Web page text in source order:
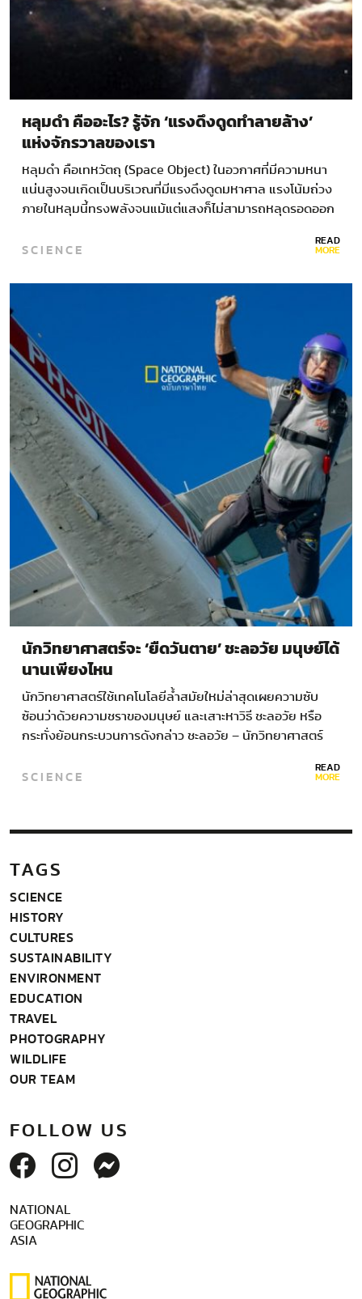
หลุมดำ คืออะไร? รู้จัก ‘แรงดึงดูดทำลายล้าง’
แห่งจักรวาลของเรา
หลุมดำ คือเทหวัตถุ (Space Object) ในอวกาศที่มีความหนา
แน่นสูงจนเกิดเป็นบริเวณที่มีแรงดึงดูดมหาศาล แรงโน้มถ่วง
ภายในหลุมนี้ทรงพลังจนแม้แต่แสงก็ไม่สามารถหลุดรอดออก
SCIENCE READ
MORE
นักวิทยาศาสตร์จะ ‘ยืดวันตาย’ ชะลอวัย มนุษย์ได้
นานเพียงไหน
นักวิทยาศาสตร์ใช้เทคโนโลยีล้ำสมัยใหม่ล่าสุดเผยความซับ
ซ้อนว่าด้วยความชราของมนุษย์ และเสาะหาวิธี ชะลอวัย หรือ
กระทั่งย้อนกระบวนการดังกล่าว ชะลอวัย – นักวิทยาศาสตร์
SCIENCE READ
MORE
TAGS
SCIENCE
HISTORY
CULTURES
SUSTAINABILITY
ENVIRONMENT
EDUCATION
TRAVEL
PHOTOGRAPHY
WILDLIFE
OUR TEAM
FOLLOW US
NATIONAL
GEOGRAPHIC
ASIA